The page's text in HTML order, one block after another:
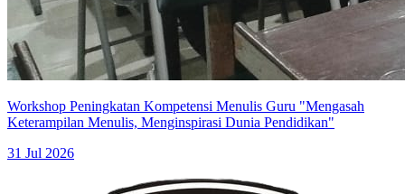
Workshop Peningkatan Kompetensi Menulis Guru "Mengasah
Keterampilan Menulis, Menginspirasi Dunia Pendidikan"
31 Jul 2026